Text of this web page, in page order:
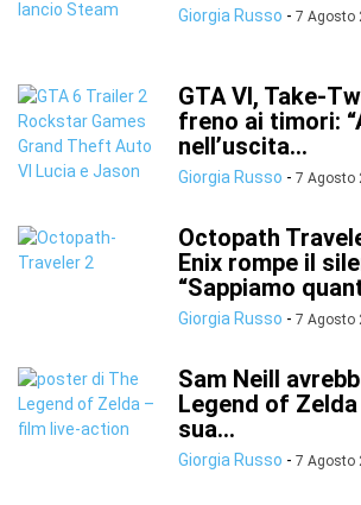
Giorgia Russo - 7 Agosto
GTA VI, Take-
freno ai timori:
nell’uscita...
Giorgia Russo - 7 Agosto
Octopath
Enix rompe il
“Sappiamo
Giorgia Russo - 7 Agosto
Sam Neill
Legend of
sua...
Giorgia Russo - 7 Agosto